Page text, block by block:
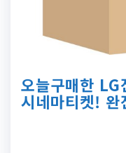
오늘구매한
시네마티켓!